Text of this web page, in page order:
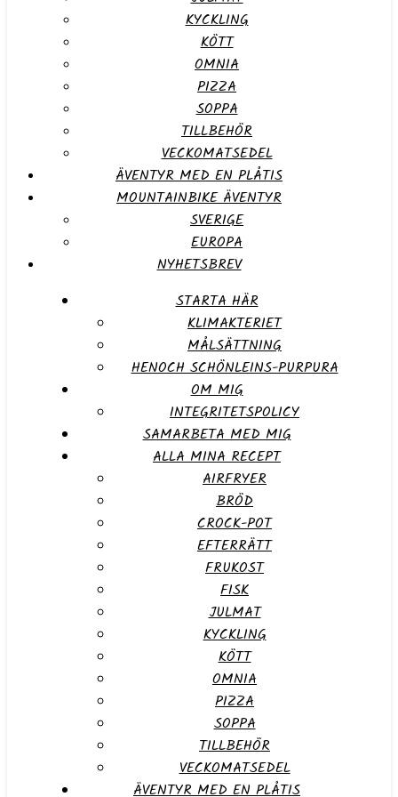
KYCKLING
KÖTT
OMNIA
PIZZA
SOPPA
TILLBEHÖR
VECKOMATSEDEL
ÄVENTYR MED EN PLÅTIS
MOUNTAINBIKE ÄVENTYR
SVERIGE
EUROPA
NYHETSBREV
STARTA HÄR
KLIMAKTERIET
MÅLSÄTTNING
HENOCH SCHÖNLEINS-PURPURA
OM MIG
INTEGRITETSPOLICY
SAMARBETA MED MIG
ALLA MINA RECEPT
AIRFRYER
BRÖD
CROCK-POT
EFTERRÄTT
FRUKOST
FISK
JULMAT
KYCKLING
KÖTT
OMNIA
PIZZA
SOPPA
TILLBEHÖR
VECKOMATSEDEL
ÄVENTYR MED EN PLÅTIS